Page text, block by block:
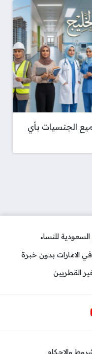
الجنسيات بأي
للنساء
الامارات بدون خبرة
القطريين
والاحكام